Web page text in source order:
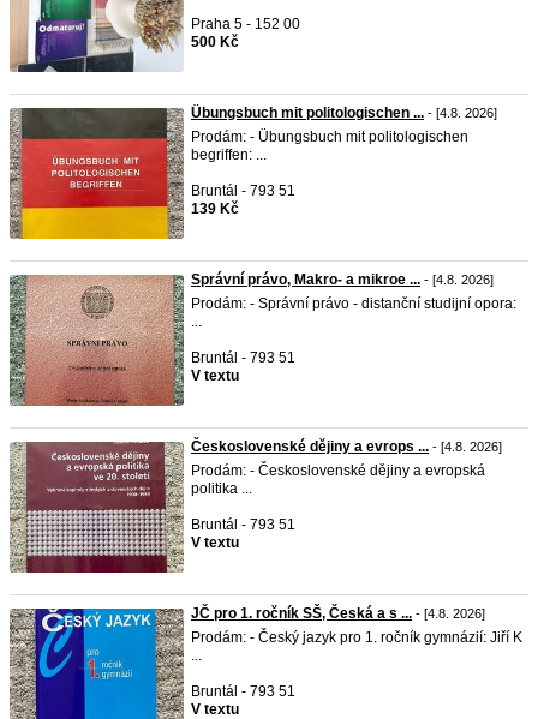
Praha 5 - 152 00
500 Kč
Übungsbuch mit politologischen ... - [4.8. 2026]
Prodám: - Übungsbuch mit politologischen
begriffen: ...
Bruntál - 793 51
139 Kč
Správní právo, Makro- a mikroe ... - [4.8. 2026]
Prodám: - Správní právo - distanční studijní opora:
...
Bruntál - 793 51
V textu
Československé dějiny a evrops ... - [4.8. 2026]
Prodám: - Československé dějiny a evropská
politika ...
Bruntál - 793 51
V textu
JČ pro 1. ročník SŠ, Česká a s ... - [4.8. 2026]
Prodám: - Český jazyk pro 1. ročník gymnázií: Jiří K
...
Bruntál - 793 51
V textu